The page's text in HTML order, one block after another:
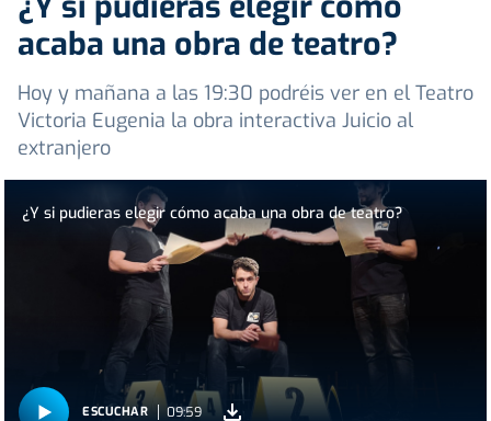
acaba una obra de teatro?
Hoy y mañana a las 19:30 podréis ver en el Teatro
Victoria Eugenia la obra interactiva Juicio al
extranjero
¿Y si pudieras elegir cómo acaba una obra de teatro?
ESCUCHAR 09:59